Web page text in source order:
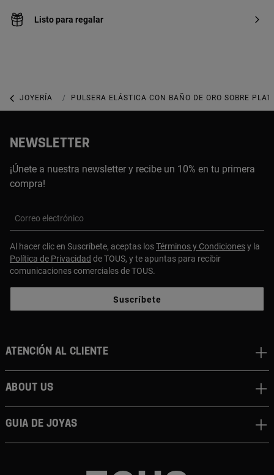
Listo para regalar
JOYERÍA JOYAS CON GEMAS
PULSERA ELÁSTICA CON BAÑO DE ORO SOBRE
NEWSLETTER
¡Únete a nuestra newsletter y recibe un 10% en tu primera
compra!
Correo electrónico
Al hacer clic en Suscríbete, aceptas losTérminos y Condicionesy la
Política de Privacidad de TOUS, y te apuntas para recibir
comunicaciones comerciales de TOUS.
Suscríbete
Atención al cliente
About us
Guia de joyas